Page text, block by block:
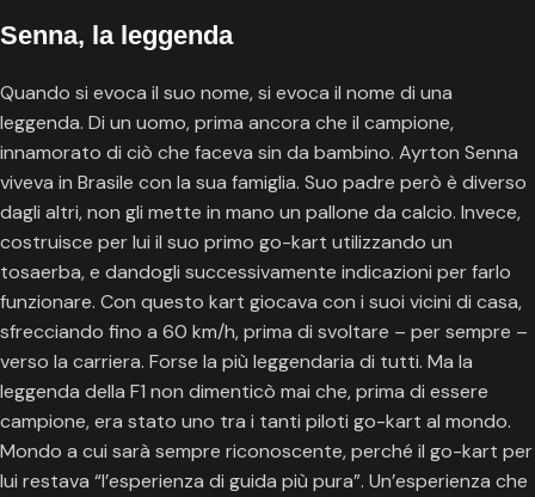
Senna, la leggenda
Quando si evoca il suo nome, si evoca il nome di una
leggenda. Di un uomo, prima ancora che il campione,
innamorato di ciò che faceva sin da bambino. Ayrton Senna
viveva in Brasile con la sua famiglia. Suo padre però è diverso
dagli altri, non gli mette in mano un pallone da calcio. Invece,
costruisce per lui il suo primo go-kart utilizzando un
tosaerba, e dandogli successivamente indicazioni per farlo
funzionare. Con questo kart giocava con i suoi vicini di casa,
sfrecciando fino a 60 km/h, prima di svoltare – per sempre –
verso la carriera. Forse la più leggendaria di tutti. Ma la
leggenda della F1 non dimenticò mai che, prima di essere
campione, era stato uno tra i tanti piloti go-kart al mondo.
Mondo a cui sarà sempre riconoscente, perché il go-kart per
lui restava “l’esperienza di guida più pura”. Un’esperienza che